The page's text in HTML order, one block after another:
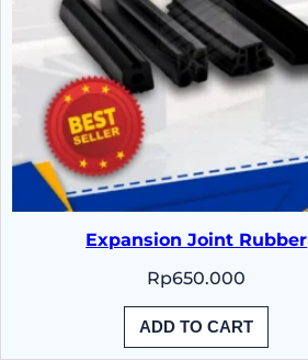
Expansion Joint Rubber
Rp650.000
ADD TO CART